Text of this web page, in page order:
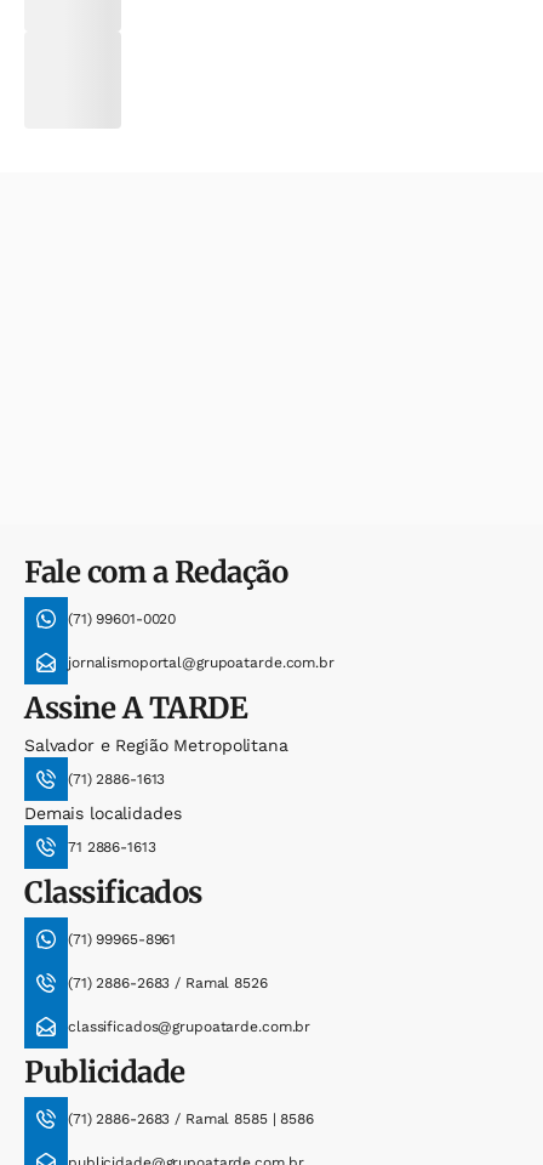
Fale com a Redação
(71) 99601-0020
jornalismoportal@grupoatarde.com.br
AssineA TARDE
Salvador e Região Metropolitana
(71) 2886-1613
Demais localidades
71 2886-1613
Classificados
(71) 99965-8961
(71) 2886-2683 / Ramal 8526
classificados@grupoatarde.com.br
Publicidade
(71) 2886-2683 / Ramal 8585 | 8586